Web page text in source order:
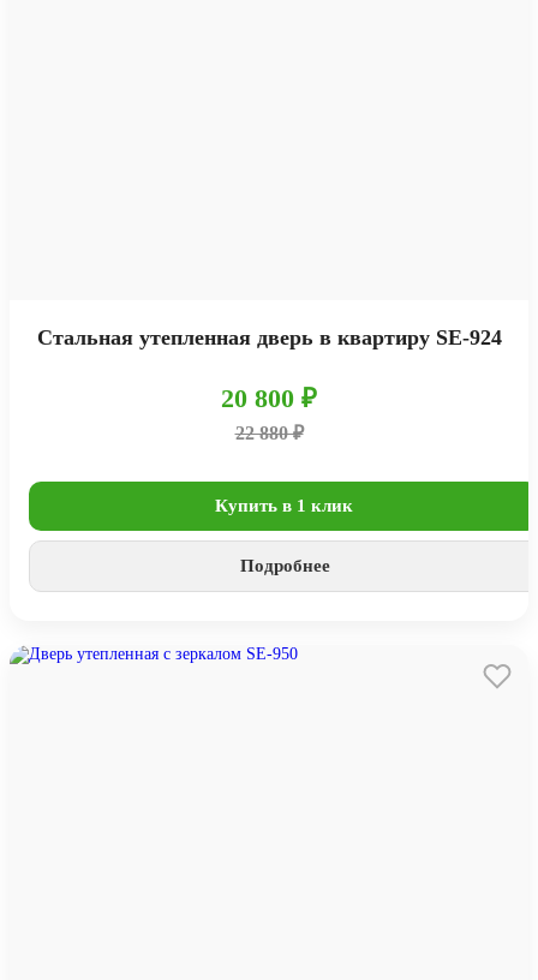
Стальная утепленная дверь в квартиру SE-924
20 800 ₽
22 880 ₽
Купить в 1 клик
Подробнее